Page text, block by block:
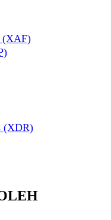
(XAF)
(XDR)